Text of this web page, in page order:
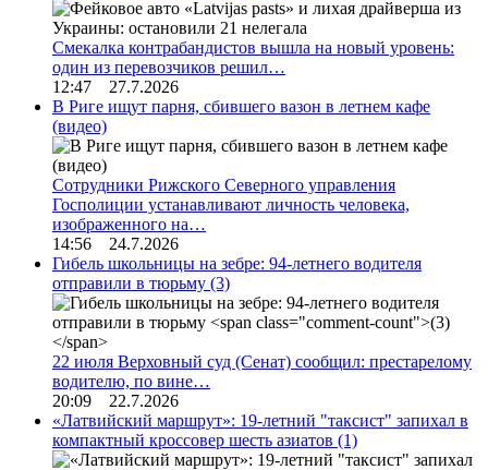
Смекалка контрабандистов вышла на новый уровень:
один из перевозчиков решил…
12:47 27.7.2026
В Риге ищут парня, сбившего вазон в летнем кафе
(видео)
Сотрудники Рижского Северного управления
Госполиции устанавливают личность человека,
изображенного на…
14:56 24.7.2026
Гибель школьницы на зебре: 94-летнего водителя
отправили в тюрьму (3)
22 июля Верховный суд (Сенат) сообщил: престарелому
водителю, по вине…
20:09 22.7.2026
«Латвийский маршрут»: 19-летний "таксист" запихал в
компактный кроссовер шесть азиатов (1)